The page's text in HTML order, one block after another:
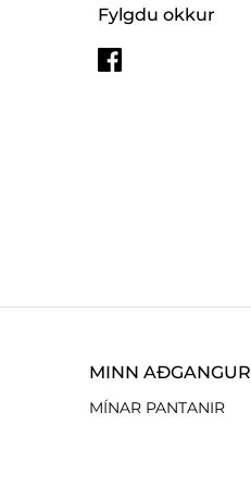
Fylgdu okkur
MINN AÐGANGUR
MÍNAR PANTANIR